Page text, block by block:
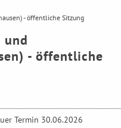
- öffentliche Sitzung
und
- öffentliche
Termin 30.06.2026